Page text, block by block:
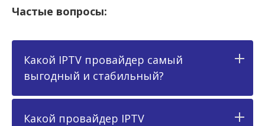
Частые вопросы:
Какой IPTV провайдер самый
выгодный и стабильный?
Какой провайдер IPTV